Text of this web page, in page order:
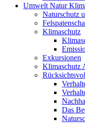
Umwelt Natur
Naturschutz
Klimaschutz
Exkursionen
Klimaschutz
Das